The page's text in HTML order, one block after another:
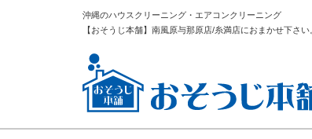
沖縄のハウスクリーニング・エアコンクリーニング
【おそうじ本舗】南風原与那原店/糸満店におまかせ下さい